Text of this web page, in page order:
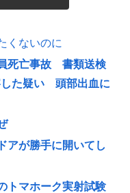
くないのに
死亡事故 書類送検
した疑い 頭部出血に
アが勝手に開いてし
トマホーク実射試験